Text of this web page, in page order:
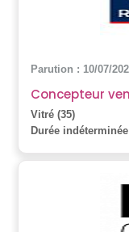
Parution : 10/07/
Concepteur
Vitré (35)
Durée